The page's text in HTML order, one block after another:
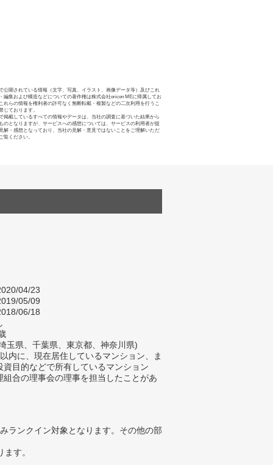
公開されている情報（文字、写真、イラスト、画像データ等）及びこれ
編集および構造などについての著作権は株式会社oricon MEに帰属してお
れらの情報を権利者の許可なく無断転載・複製などの二次利用を行うこ
じております。
掲載しているすべての情報やデータは、当社の調査に基づいた結果から
のとなりますが、サービスへの感想については、サービスの利用者が提
解・感想となっており、当社の見解・意見ではないことをご理解いただ
覧ください。
04/23
05/09
06/18
玉県、千葉県、東京都、神奈川県)
内に、現在居住しているマンション、ま
資目的などで所有しているマンション
組合の理事会の理事を担当したことがあ
ランクイン対象となります。その他の部
す。